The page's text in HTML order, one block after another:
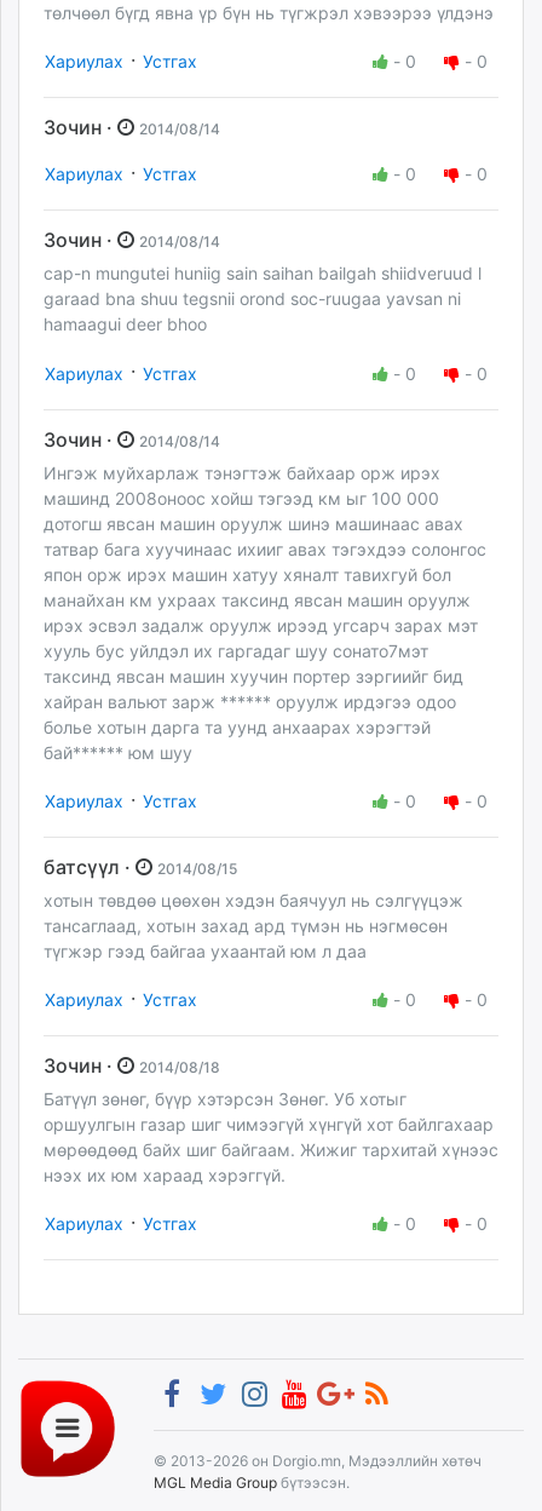
төлчөөл бүгд явна үр бүн нь түгжрэл хэвээрээ үлдэнэ
Хариулах · Устгах - 0 - 0
Зочин · 2014/08/14
Хариулах · Устгах - 0 - 0
Зочин · 2014/08/14
cap-n mungutei huniig sain saihan bailgah shiidveruud l
garaad bna shuu tegsnii orond soc-ruugaa yavsan ni
hamaagui deer bhoo
Хариулах · Устгах - 0 - 0
Зочин · 2014/08/14
Ингэж муйхарлаж тэнэгтэж байхаар орж ирэх
машинд 2008оноос хойш тэгээд км ыг 100 000
дотогш явсан машин оруулж шинэ машинаас авах
татвар бага хуучинаас ихииг авах тэгэхдээ солонгос
япон орж ирэх машин хатуу хяналт тавихгуй бол
манайхан км ухраах таксинд явсан машин оруулж
ирэх эсвэл задалж оруулж ирээд угсарч зарах мэт
хууль бус уйлдэл их гаргадаг шуу сонато7мэт
таксинд явсан машин хуучин портер зэргиийг бид
хайран вальют зарж ****** оруулж ирдэгээ одоо
болье хотын дарга та уунд анхаарах хэрэгтэй
бай****** юм шуу
Хариулах · Устгах - 0 - 0
батсүүл · 2014/08/15
хотын төвдөө цөөхөн хэдэн баячуул нь сэлгүүцэж
тансаглаад, хотын захад ард түмэн нь нэгмөсөн
түгжэр гээд байгаа ухаантай юм л даа
Хариулах · Устгах - 0 - 0
Зочин · 2014/08/18
Батүүл зөнөг, бүүр хэтэрсэн Зөнөг. Уб хотыг
оршуулгын газар шиг чимээгүй хүнгүй хот байлгахаар
мөрөөдөөд байх шиг байгаам. Жижиг тархитай хүнээс
нээх их юм хараад хэрэггүй.
Хариулах · Устгах - 0 - 0
© 2013-2026 он Dorgio.mn, Мэдээллийн хөтөч
MGL Media Group бүтээсэн.